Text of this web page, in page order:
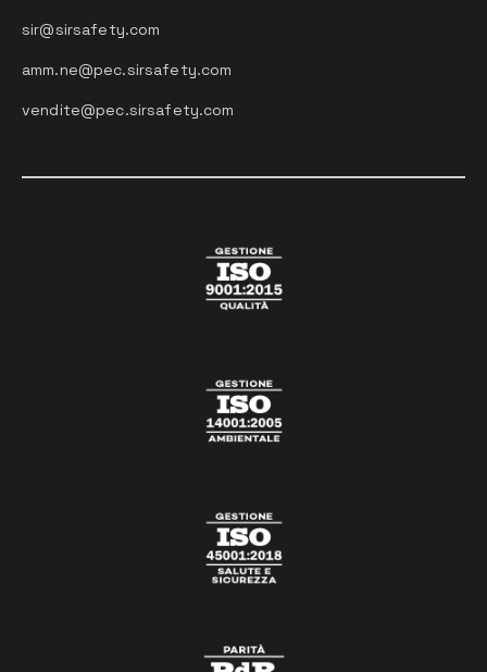
sir@sirsafety.com
amm.ne@pec.sirsafety.com
vendite@pec.sirsafety.com